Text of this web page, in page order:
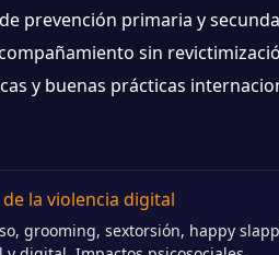
prevención primaria y
sin
y buenas prácticas
la violencia digital
grooming, sextorsión, happy